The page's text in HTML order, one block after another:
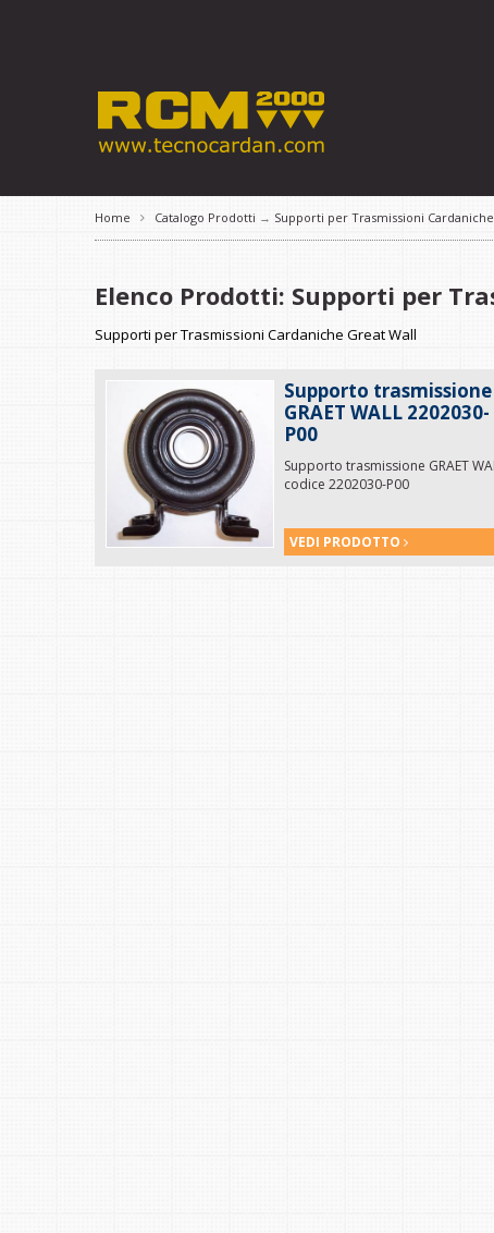
Home Catalogo Prodotti → Supporti per Trasmissioni Cardaniche
Elenco Prodotti: Supporti per
Supporti per Trasmissioni Cardaniche Great Wall
Supporto trasmissione
GRAET WALL 2202030-
P00
Supporto trasmissione GRAET
codice 2202030-P00
VEDI PRODOTTO